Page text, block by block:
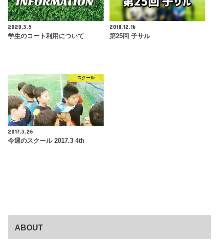
2020.3.5
学生のコート利用について
2018.12.16
第25回 子サル
スクール
2017.3.26
今週のスクール 2017.3 4th
ABOUT